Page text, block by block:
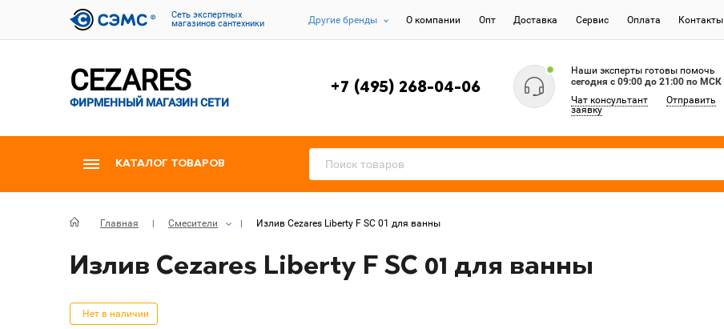
Cеть экспертных
магазинов сантехники
Другие бренды О компании Опт Доставка Сервис Оплата Контакты
CEZARES
ФИРМЕННЫЙ МАГАЗИН СЕТИ
+7 (495) 268-04-06
Наши эксперты готовы помочь
сегодня c 09:00 до 21:00 по МСК
Чат консультант
Отправить
заявку
КАТАЛОГ ТОВАРОВ
Главная Смесители Излив Cezares Liberty F SC 01 для ванны
Излив Cezares Liberty F SC 01 для ванны
Нет в наличии